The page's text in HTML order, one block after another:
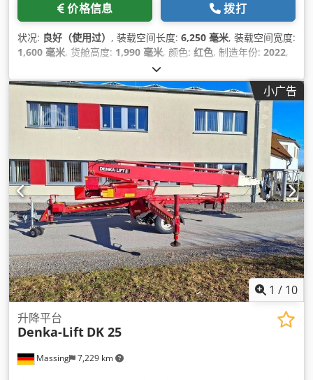
价格信息 拨打
状况: 良好（使用过） , 装载空间长度: 6,250 毫米, 装载空间宽度:
1,600 毫米, 货舱高度: 1,990 毫米, 颜色: 红色, 制造年份: 2022,
小广告
1 / 10
Massing 7,229 km
升降平台
Denka-Lift DK 25